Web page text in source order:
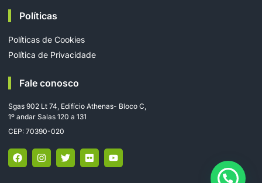
Políticas
Políticas de Cookies
Política de Privacidade
Fale conosco
Sgas 902 Lt 74, Edifício Athenas- Bloco C,
1º andar Salas 120 a 131
CEP: 70390-020